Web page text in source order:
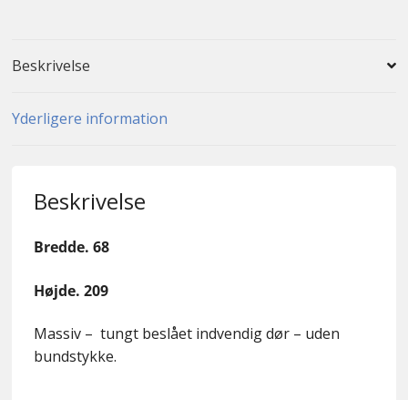
Beskrivelse
Yderligere information
Beskrivelse
Bredde. 68
Højde. 209
Massiv – tungt beslået indvendig dør – uden
bundstykke.